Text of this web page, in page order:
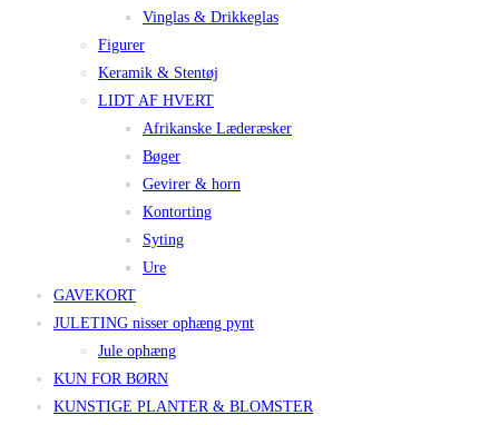
Vinglas & Drikkeglas
Figurer
Keramik & Stentøj
LIDT AF HVERT
Afrikanske Læderæsker
Bøger
Gevirer & horn
Kontorting
Syting
Ure
GAVEKORT
JULETING nisser ophæng pynt
Jule ophæng
KUN FOR BØRN
KUNSTIGE PLANTER & BLOMSTER